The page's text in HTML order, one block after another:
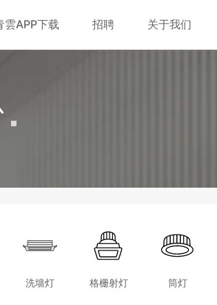
雲APP下载 招聘 关于我们
洗墙灯 格栅射灯 筒灯